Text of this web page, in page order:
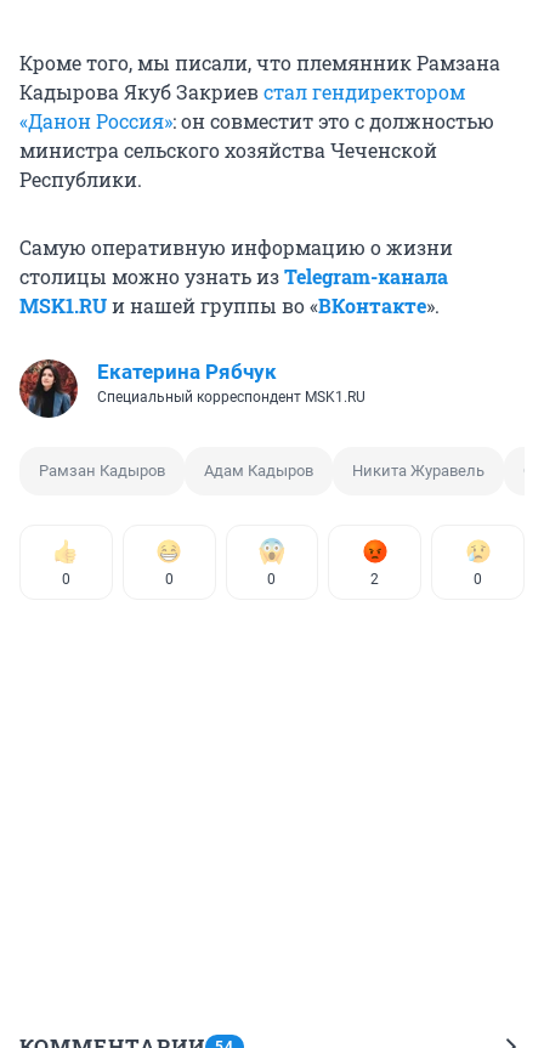
Кроме того, мы писали, что племянник Рамзана
Кадырова Якуб Закриевстал гендиректором
«Данон Россия»: он совместит это с должностью
министра сельского хозяйства Чеченской
Республики.
Самую оперативную информацию о жизни
столицы можно узнать изTelegram-канала
MSK1.RUи нашей группы во «ВКонтакте».
Екатерина Рябчук
Специальный корреспондент MSK1.RU
Рамзан Кадыров Адам Кадыров Никита Журавель
0 0 0 2 0